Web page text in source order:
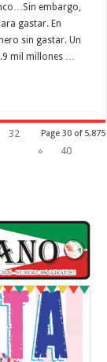
embargo,
gastar. En
sin gastar. Un
mil millones …
Page 30 of 5.875
32
»
40